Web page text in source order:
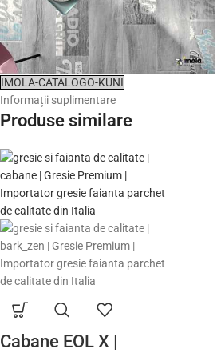
IMOLA-CATALOGO-KUNI
Informații suplimentare
Produse similare
Cabane EOL X |